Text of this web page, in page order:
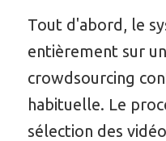
Tout d'abord, le
entièrement sur
crowdsourcing
habituelle. Le
sélection des